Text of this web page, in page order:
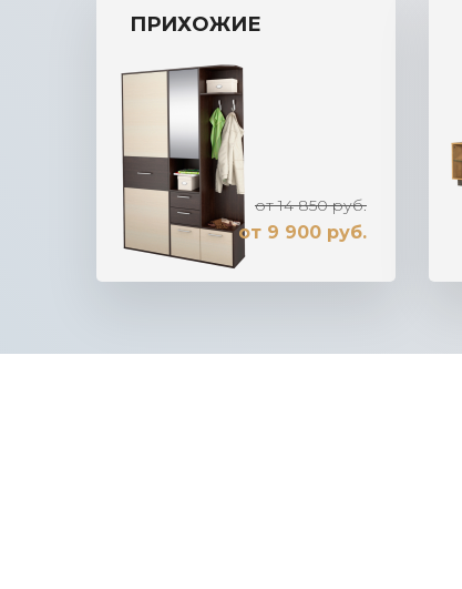
ПРИХОЖИЕ
от 14 850 руб.
от 9 900 руб.